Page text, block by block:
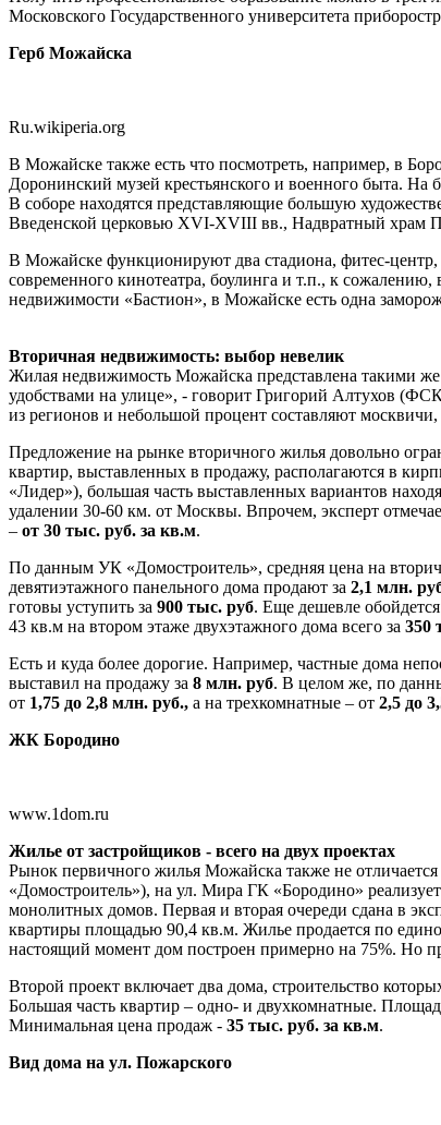
Московского Государственного университета
Герб Можайска
Ru.wikiperia.org
В Можайске также есть что посмотреть, например, в
Доронинский музей крестьянского и военного быта.
В соборе находятся представляющие большую
Введенской церковью ХVI-ХVIII вв., Надвратный храм
В Можайске функционируют два стадиона, фитес-центр,
современного кинотеатра, боулинга и т.п., к сожалению,
недвижимости «Бастион», в Можайске есть одна
Вторичная недвижимость: выбор невелик
Жилая недвижимость Можайска представлена такими
удобствами на улице», - говорит Григорий Алтухов
из регионов и небольшой процент составляют
Предложение на рынке вторичного жилья довольно
квартир, выставленных в продажу, располагаются в
«Лидер»), большая часть выставленных вариантов
удалении 30-60 км. от Москвы. Впрочем, эксперт
– от 30 тыс. руб. за кв.м.
По данным УК «Домостроитель», средняя цена на
девятиэтажного панельного дома продают за 2,1 млн.
готовы уступить за 900 тыс. руб. Еще дешевле
43 кв.м на втором этаже двухэтажного дома всего за 350
Есть и куда более дорогие. Например, частные дома
выставил на продажу за 8 млн. руб. В целом же, по
от 1,75 до 2,8 млн. руб., а на трехкомнатные – от 2,5 до
ЖК Бородино
www.1dom.ru
Жилье от застройщиков - всего на двух проектах
Рынок первичного жилья Можайска также не
«Домостроитель»), на ул. Мира ГК «Бородино» реализует
монолитных домов. Первая и вторая очереди сдана в
квартиры площадью 90,4 кв.м. Жилье продается по
настоящий момент дом построен примерно на 75%. Но
Второй проект включает два дома, строительство
Большая часть квартир – одно- и двухкомнатные.
Минимальная цена продаж - 35 тыс. руб. за кв.м.
Вид дома на ул. Пожарского